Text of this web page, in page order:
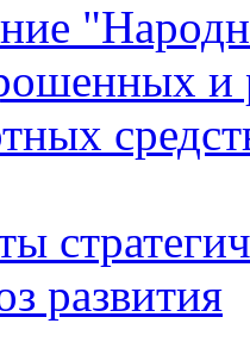
и
развития